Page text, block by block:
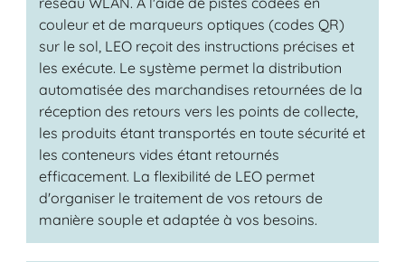
couleur et de marqueurs optiques (codes QR)
sur le sol, LEO reçoit des instructions précises et
les exécute. Le système permet la distribution
automatisée des marchandises retournées de la
réception des retours vers les points de collecte,
les produits étant transportés en toute sécurité et
les conteneurs vides étant retournés
efficacement. La flexibilité de LEO permet
d'organiser le traitement de vos retours de
manière souple et adaptée à vos besoins.